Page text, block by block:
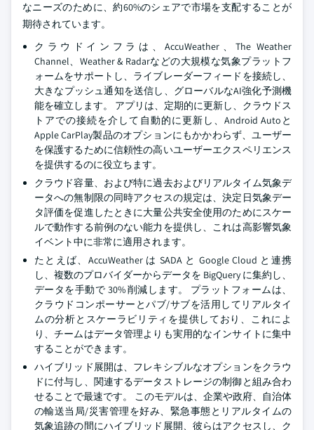
なニーズのために、約60%のシェアで市場を支配することが
期待されています。
クラウドインフラは、AccuWeather、The Weather
Channel、Weather & Radarなどの大規模な気象プラットフ
ォームをサポートし、ライブレーダーフィードを接続し、
大きなプッシュ通知を送信し、グローバルなAI強化予測機
能を確立します。 アプリは、定期的に更新し、クラウドス
トアでの接続を介して自動的に更新し、Android Autoと
Apple CarPlay製品のオプションにもかかわらず、ユーザー
を保護するために信頼性の高いユーザーエクスペリエンス
を提供するのに役立ちます。
クラウド容量、および特に過去およびリアルタイム気象デ
ータへの無制限の同時アクセスの規定は、決定日気象デー
タ評価を促進したときに大量公共安全使用のためにスケー
ルで動作する前例のない能力を提供し、これは高影響気象
イベント中に非常に適用されます。
たとえば、AccuWeather は SADA と Google Cloud と連携
し、複数のプロバイダーからデータを BigQuery に集約し、
データを手動で 30% 削減します。 プラットフォームは、
クラウドコンポーサーとパブ/サブを活用してリアルタイ
ムの分析とスケーラビリティを提供しており、これによ
り、チームはデータ管理よりも実用的なインサイトに集中
することができます。
ハイブリッド展開は、フレキシブルなオプションをクラウ
ドに付与し、関連するデータストレージの制御と組み合わ
せることで最速です。 このモデルは、企業や政府、自治体
の輸送当局/災害管理を好み、緊急事態とリアルタイムの
気象追跡の間にハイブリッド展開、彼らはアクセスし、ク